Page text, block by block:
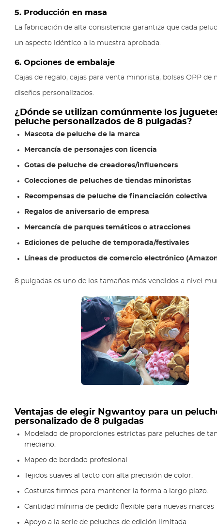
5. Producción en masa
La fabricación de alta consistencia garantiza que cada
un aspecto idéntico a la muestra aprobada.
6. Opciones de embalaje
Cajas de regalo, cajas para venta minorista, bolsas OPP de
diseños personalizados.
¿Dónde se utilizan comúnmente los
peluche personalizados de 8 pulgadas?
Mascota de peluche de la marca
Mercancía de personajes con licencia
Gotas de peluche de creadores/influencers
Colecciones de peluches de tiendas minoristas
Recompensas de peluche de financiación colectiva
Regalos de aniversario de empresa
Mercancía de parques temáticos o atracciones
Ediciones de peluche de temporada/festivales
Líneas de productos de comercio electrónico
8 pulgadas es uno de los tamaños más vendidos a nivel
Ventajas de elegir Ngwantoy para un
personalizado de 8 pulgadas
Modelado de proporciones estrictas para peluches de
mediano.
Mapeo de bordado profesional
Tejidos suaves al tacto con alta precisión de color.
Costuras firmes para mantener la forma a largo plazo.
Cantidad mínima de pedido flexible para nuevas marcas
Apoyo a la serie de peluches de edición limitada